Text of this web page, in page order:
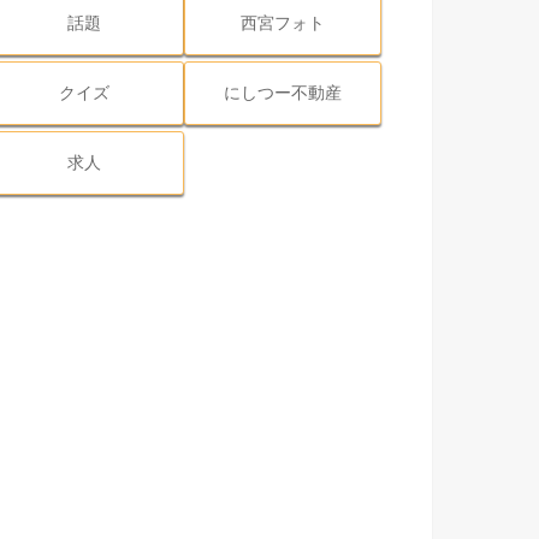
話題 西宮フォト
クイズ にしつー不動産
求人